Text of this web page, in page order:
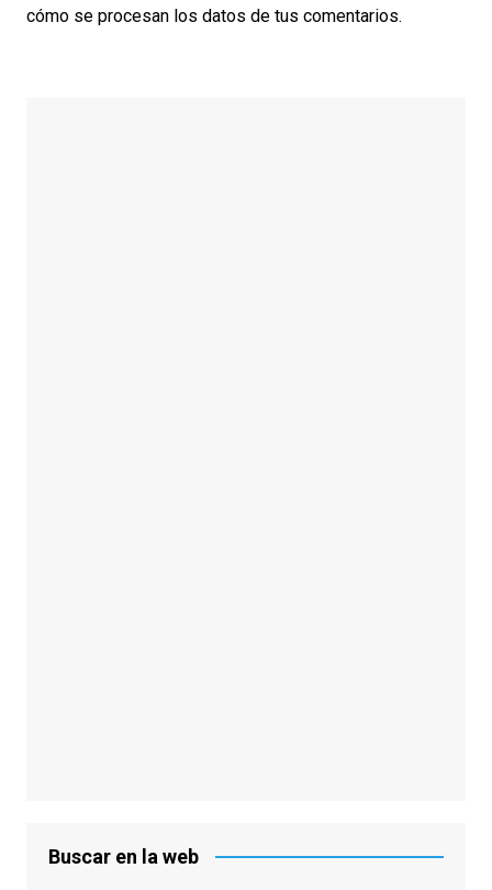
cómo se procesan los datos de tus comentarios.
Buscar en la web